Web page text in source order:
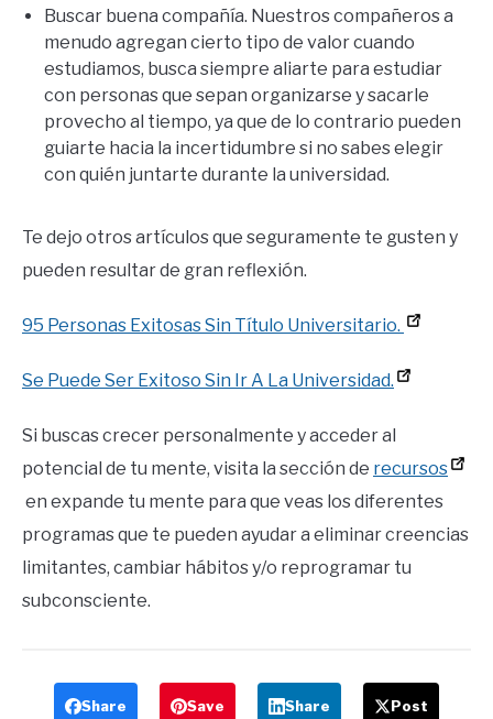
Buscar buena compañía. Nuestros compañeros a
menudo agregan cierto tipo de valor cuando
estudiamos, busca siempre aliarte para estudiar
con personas que sepan organizarse y sacarle
provecho al tiempo, ya que de lo contrario pueden
guiarte hacia la incertidumbre si no sabes elegir
con quién juntarte durante la universidad.
Te dejo otros artículos que seguramente te gusten y
pueden resultar de gran reflexión.
95 Personas Exitosas Sin Título Universitario.
Se Puede Ser Exitoso Sin Ir A La Universidad.
Si buscas crecer personalmente y acceder al
potencial de tu mente, visita la sección de recursos
en expande tu mente para que veas los diferentes
programas que te pueden ayudar a eliminar creencias
limitantes, cambiar hábitos y/o reprogramar tu
subconsciente.
Share Save Share Post